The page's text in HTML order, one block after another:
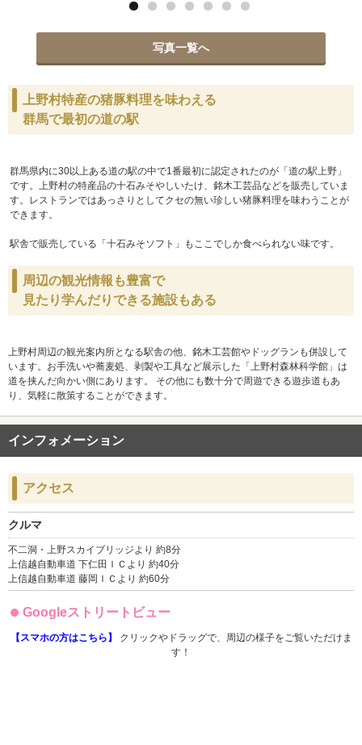
写真一覧へ
上野村特産の猪豚料理を味わえる
群馬で最初の道の駅
群馬県内に30以上ある道の駅の中で1番最初に認定されたのが「道の駅上野」
です。上野村の特産品の十石みそやしいたけ、銘木工芸品などを販売していま
す。レストランではあっさりとしてクセの無い珍しい猪豚料理を味わうことが
できます。
駅舎で販売している「十石みそソフト」もここでしか食べられない味です。
周辺の観光情報も豊富で
見たり学んだりできる施設もある
上野村周辺の観光案内所となる駅舎の他、銘木工芸館やドッグランも併設して
います。お手洗いや蕎麦処、剥製や工具など展示した「上野村森林科学館」は
道を挟んだ向かい側にあります。 その他にも数十分で周遊できる遊歩道もあ
り、気軽に散策することができます。
インフォメーション
アクセス
クルマ
不二洞・上野スカイブリッジより 約8分
上信越自動車道 下仁田ＩＣより 約40分
上信越自動車道 藤岡ＩＣより 約60分
Googleストリートビュー
【スマホの方はこちら】
クリックやドラッグで、周辺の様子をご覧いただけま
す！